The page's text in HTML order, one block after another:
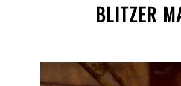
BLITZER